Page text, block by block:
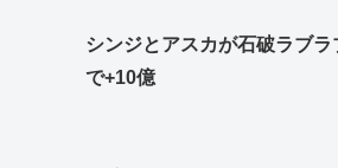
シンジとアスカが石破ラブ
で+10億